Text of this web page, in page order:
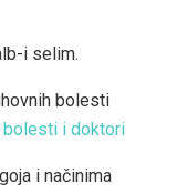
i selim.
bolesti
bolesti i doktori
i načinima